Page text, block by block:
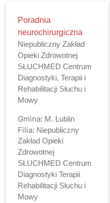
Poradnia
neurochirurgiczna
Niepubliczny Zakład
Opieki Zdrowotnej
SŁUCHMED Centrum
Diagnostyki, Terapii i
Rehabilitacji Słuchu i
Mowy
Gmina: M. Lublin
Filia: Niepubliczny
Zakład Opieki
Zdrowotnej
SŁUCHMED Centrum
Diagnostyki Terapii
Rehabilitacji Słuchu i
Mowy